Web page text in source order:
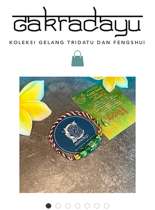
KOLEKSI GELANG TRIDATU DAN FENGSHUI